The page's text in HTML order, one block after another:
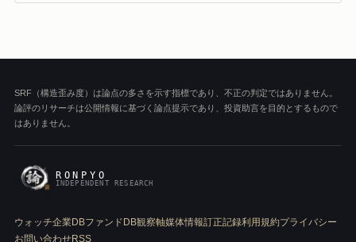
SRF（構造歪み度）は論点の多さを示す指標であり、不正の判定ではありません。
論評のリサーチは公開情報に基づく論点提示であり、投資助言を目的とするもので
はありません。
RONPYO
INDEPENDENT RESEARCH
ウォッチ企業DBファンドDB観察軸媒体情報訂正記録利用規約プライバシー
お問い合わせRSS